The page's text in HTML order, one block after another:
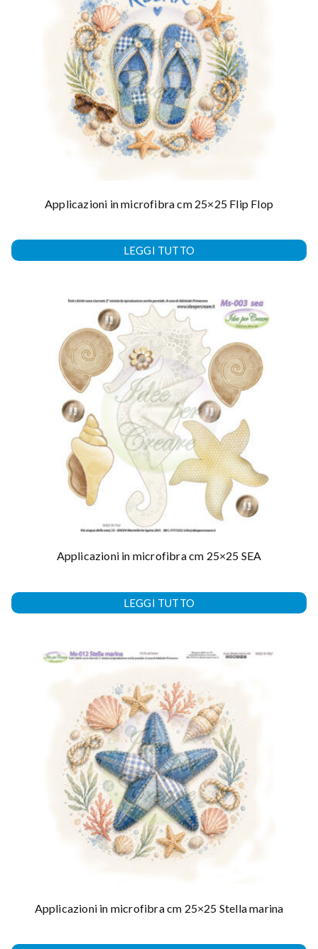
Applicazioni in microfibra cm 25×25 Flip Flop
LEGGI TUTTO
Applicazioni in microfibra cm 25×25 SEA
LEGGI TUTTO
Applicazioni in microfibra cm 25×25 Stella marina